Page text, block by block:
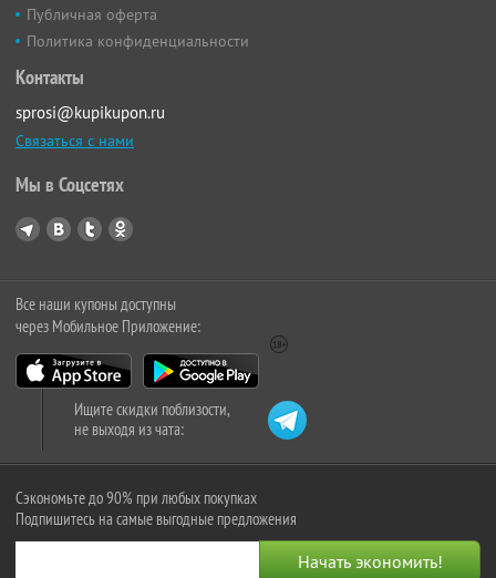
Публичная оферта
Политика конфиденциальности
Контакты
sprosi@kupikupon.ru
Связаться с нами
Мы в Соцсетях
Все наши купоны доступны
через Мобильное Приложение:
Ищите скидки поблизости,
не выходя из чата:
Сэкономьте до 90% при любых покупках
Подпишитесь на самые выгодные предложения